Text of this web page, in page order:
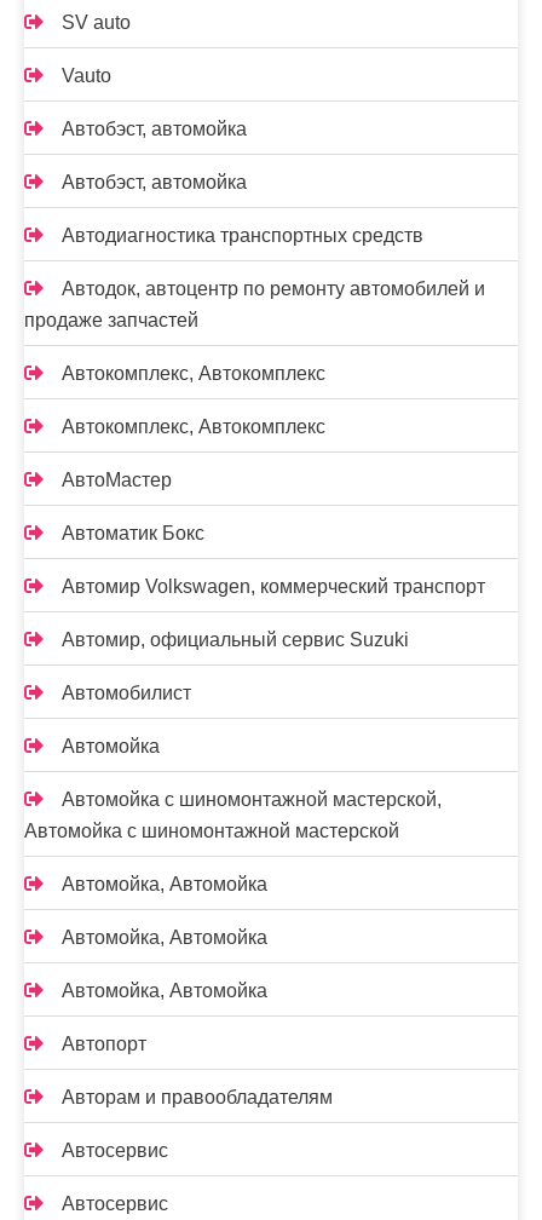
SV auto
Vauto
Автобэст, автомойка
Автобэст, автомойка
Автодиагностика транспортных средств
Автодок, автоцентр по ремонту автомобилей и
продаже запчастей
Автокомплекс, Автокомплекс
Автокомплекс, Автокомплекс
АвтоМастер
Автоматик Бокс
Автомир Volkswagen, коммерческий транспорт
Автомир, официальный сервис Suzuki
Автомобилист
Автомойка
Автомойка с шиномонтажной мастерской,
Автомойка с шиномонтажной мастерской
Автомойка, Автомойка
Автомойка, Автомойка
Автомойка, Автомойка
Автопорт
Авторам и правообладателям
Автосервис
Автосервис